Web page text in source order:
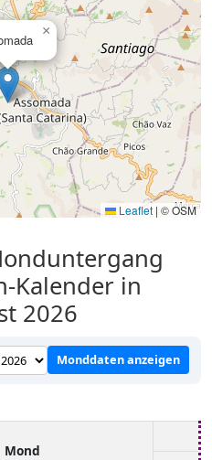
×
Leaflet | © OSM
Kalender in
2026
Monddaten anzeigen
Mond